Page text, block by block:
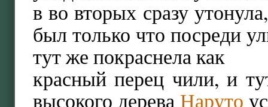
в во вторых сразу
был только что посреди
тут же покраснела как
красный перец чили, и
высокого дерева Наруто